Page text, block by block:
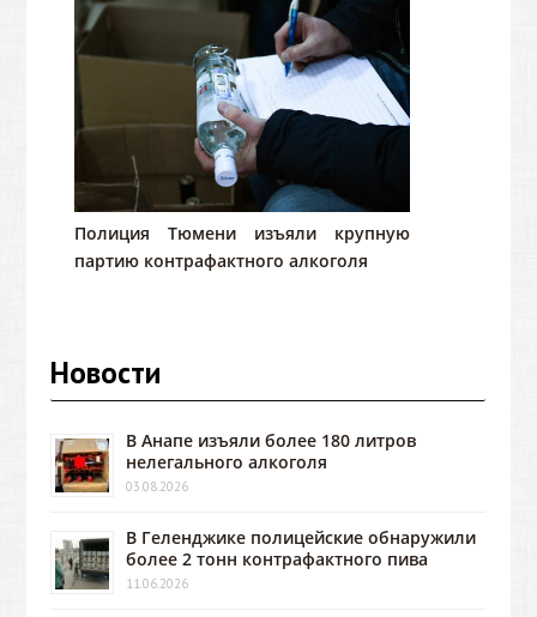
Полиция Тюмени изъяли крупную
партию контрафактного алкоголя
Новости
В Анапе изъяли более 180 литров
нелегального алкоголя
03.08.2026
В Геленджике полицейские обнаружили
более 2 тонн контрафактного пива
11.06.2026